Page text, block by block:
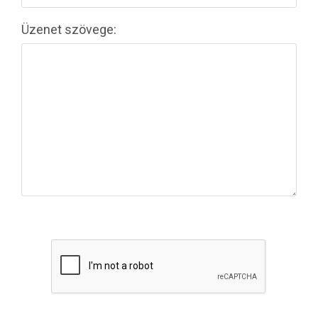
Üzenet szövege: